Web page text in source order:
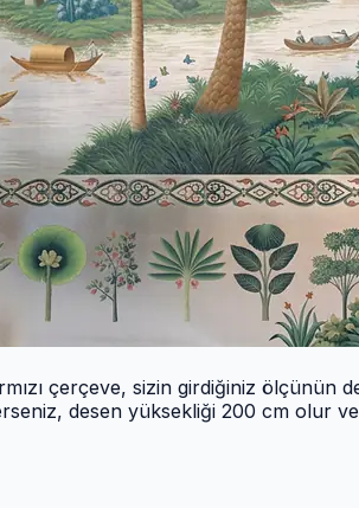
çerçeve, sizin girdiğiniz
desen yüksekliği 200 cm olur